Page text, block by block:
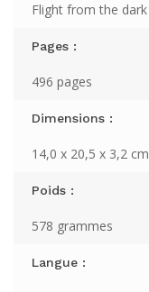
Flight from the dark
Pages :
496 pages
Dimensions :
14,0 x 20,5 x 3,2 cm
Poids :
578 grammes
Langue :